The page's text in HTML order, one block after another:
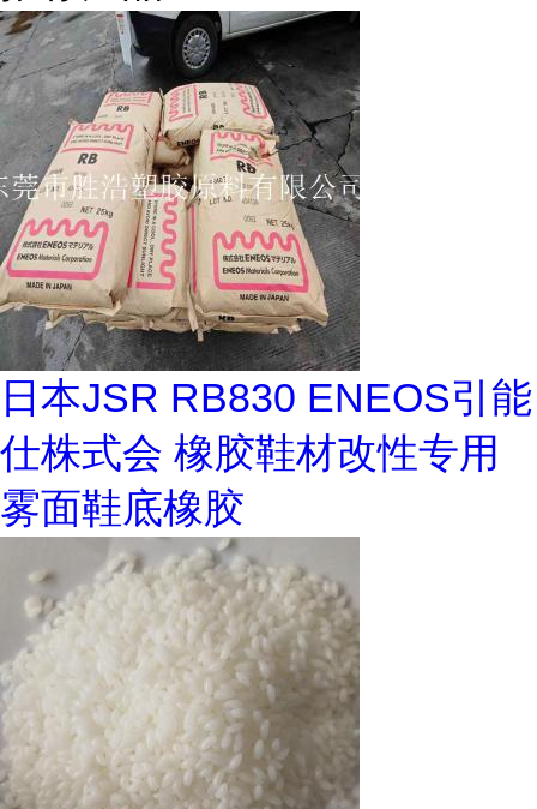
日本JSR RB830 ENEOS引能
仕株式会 橡胶鞋材改性专用
雾面鞋底橡胶